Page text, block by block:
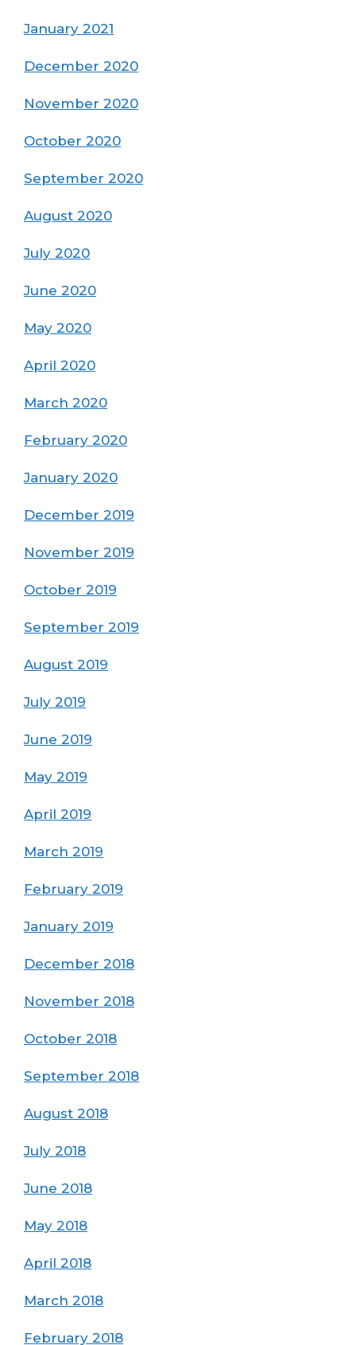
January 2021
December 2020
November 2020
October 2020
September 2020
August 2020
July 2020
June 2020
May 2020
April 2020
March 2020
February 2020
January 2020
December 2019
November 2019
October 2019
September 2019
August 2019
July 2019
June 2019
May 2019
April 2019
March 2019
February 2019
January 2019
December 2018
November 2018
October 2018
September 2018
August 2018
July 2018
June 2018
May 2018
April 2018
March 2018
February 2018